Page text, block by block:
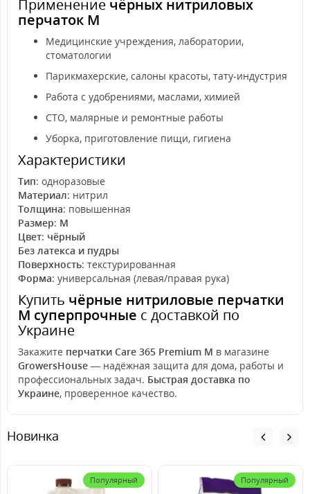
Применение чёрных нитриловых
перчаток M
Медицинские учреждения, лаборатории,
стоматологии
Парикмахерские, салоны красоты, тату-индустрия
Работа с удобрениями, маслами, химией
СТО, малярные и ремонтные работы
Уборка, приготовление пищи, гигиена
Характеристики
Тип: одноразовые
Материал: нитрил
Толщина: повышенная
Размер: M
Цвет: чёрный
Без латекса и пудры
Поверхность: текстурированная
Форма: универсальная (левая/правая рука)
Купить чёрные нитриловые перчатки
M суперпрочные с доставкой по
Украине
Закажите перчатки Care 365 Premium M в магазине
GrowersHouse — надёжная защита для дома, работы и
профессиональных задач. Быстрая доставка по
Украине, проверенное качество.
Новинка
Популярный Популярный